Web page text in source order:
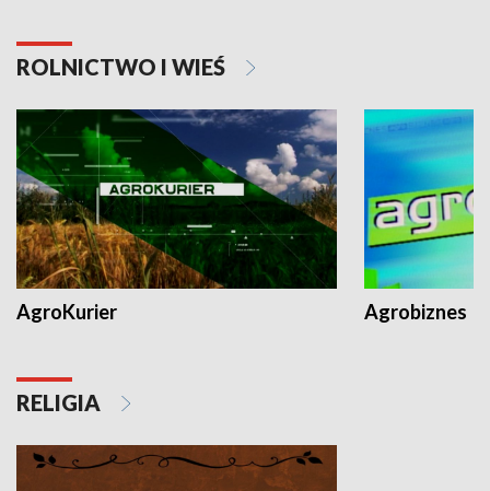
ROLNICTWO I WIEŚ
AgroKurier Agrobiznes
RELIGIA